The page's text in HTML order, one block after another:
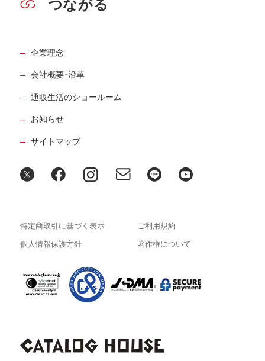
つながる
企業理念
会社概要･沿革
通販生活のショールーム
お知らせ
サイトマップ
特定商取引に基づく表示 ご利用規約
個人情報保護方針 著作権について